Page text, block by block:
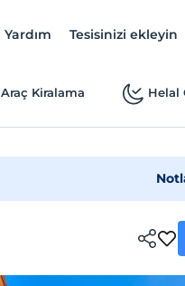
Yardım Tesisinizi ekleyin
Araç Kiralama Helal